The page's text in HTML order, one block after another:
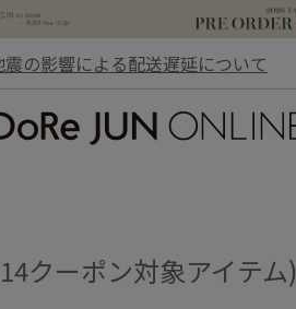
震の影響による配送遅延について
クーポン対象アイテム)